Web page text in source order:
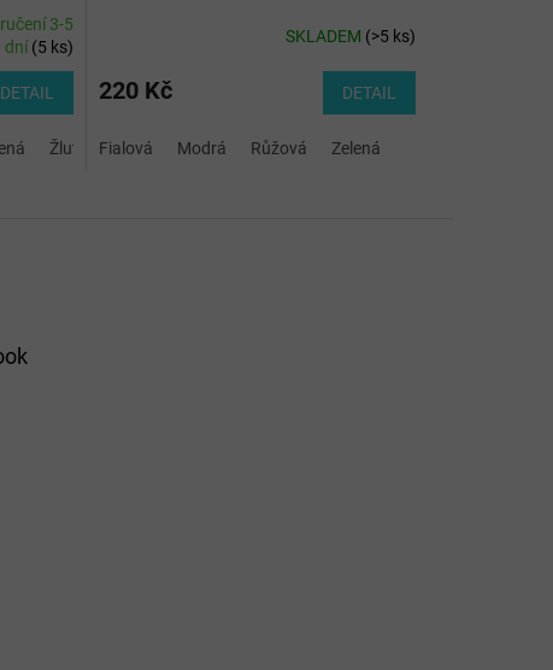
3-5
dní(5 ks)
DETAIL
Žlutá
SKLADEM (>5 ks)
220 Kč DETAIL
Fialová Modrá Růžová Zelená